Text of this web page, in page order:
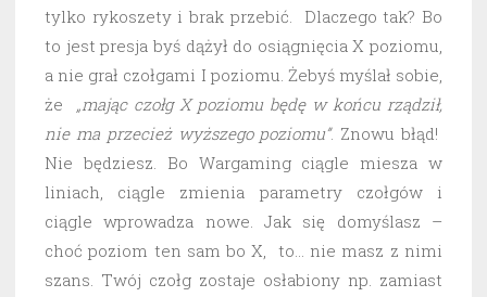
tylko rykoszety i brak przebić. Dlaczego tak? Bo
to jest presja byś dążył do osiągnięcia X poziomu,
a nie grał czołgami I poziomu. Żebyś myślał sobie,
że „mając czołg X poziomu będę w końcu rządził,
nie ma przecież wyższego poziomu”. Znowu błąd!
Nie będziesz. Bo Wargaming ciągle miesza w
liniach, ciągle zmienia parametry czołgów i
ciągle wprowadza nowe. Jak się domyślasz –
choć poziom ten sam bo X, to… nie masz z nimi
szans. Twój czołg zostaje osłabiony np. zamiast